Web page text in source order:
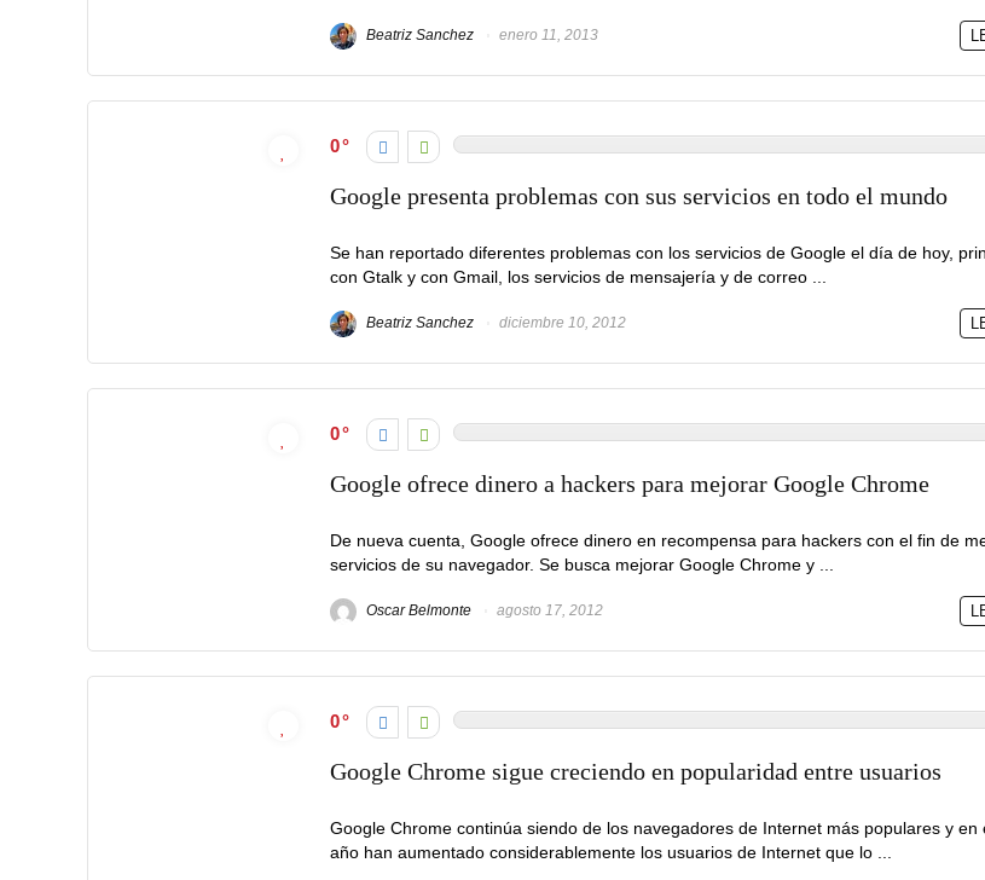
Beatriz Sanchez enero 11, 2013
0
Google presenta problemas con sus servicios en todo el mundo
Se han reportado diferentes problemas con los servicios de Google el día de hoy,
con Gtalk y con Gmail, los servicios de mensajería y de correo ...
Beatriz Sanchez diciembre 10, 2012
0
Google ofrece dinero a hackers para mejorar Google Chrome
De nueva cuenta, Google ofrece dinero en recompensa para hackers con el fin de
servicios de su navegador. Se busca mejorar Google Chrome y ...
Oscar Belmonte agosto 17, 2012
0
Google Chrome sigue creciendo en popularidad entre usuarios
Google Chrome continúa siendo de los navegadores de Internet más populares y en
año han aumentado considerablemente los usuarios de Internet que lo ...